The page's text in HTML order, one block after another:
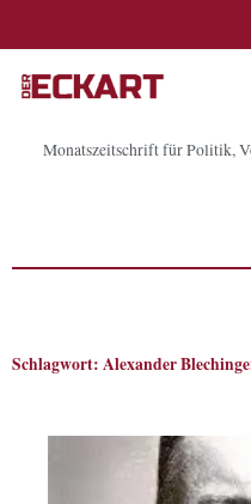
Monatszeitschrift für Politik,
Schlagwort: Alexander
Seite